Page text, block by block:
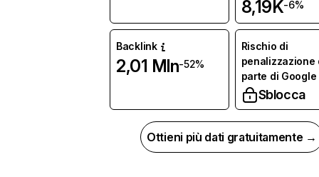
8,19K-6%
Backlink
2,01 Mln-52%
Rischio di
penalizzazione
parte di Google
Sblocca
Ottieni più dati gratuitamente →